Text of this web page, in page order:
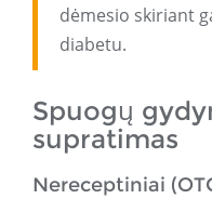
dėmesio skiriant
diabetu.
Spuogų
supratimas
Nereceptiniai